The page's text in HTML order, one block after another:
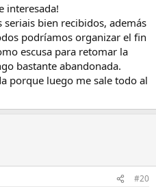
interesada!
bien recibidos, además
podríamos organizar el fin
escusa para retomar la
bastante abandonada.
porque luego me sale todo al
#20